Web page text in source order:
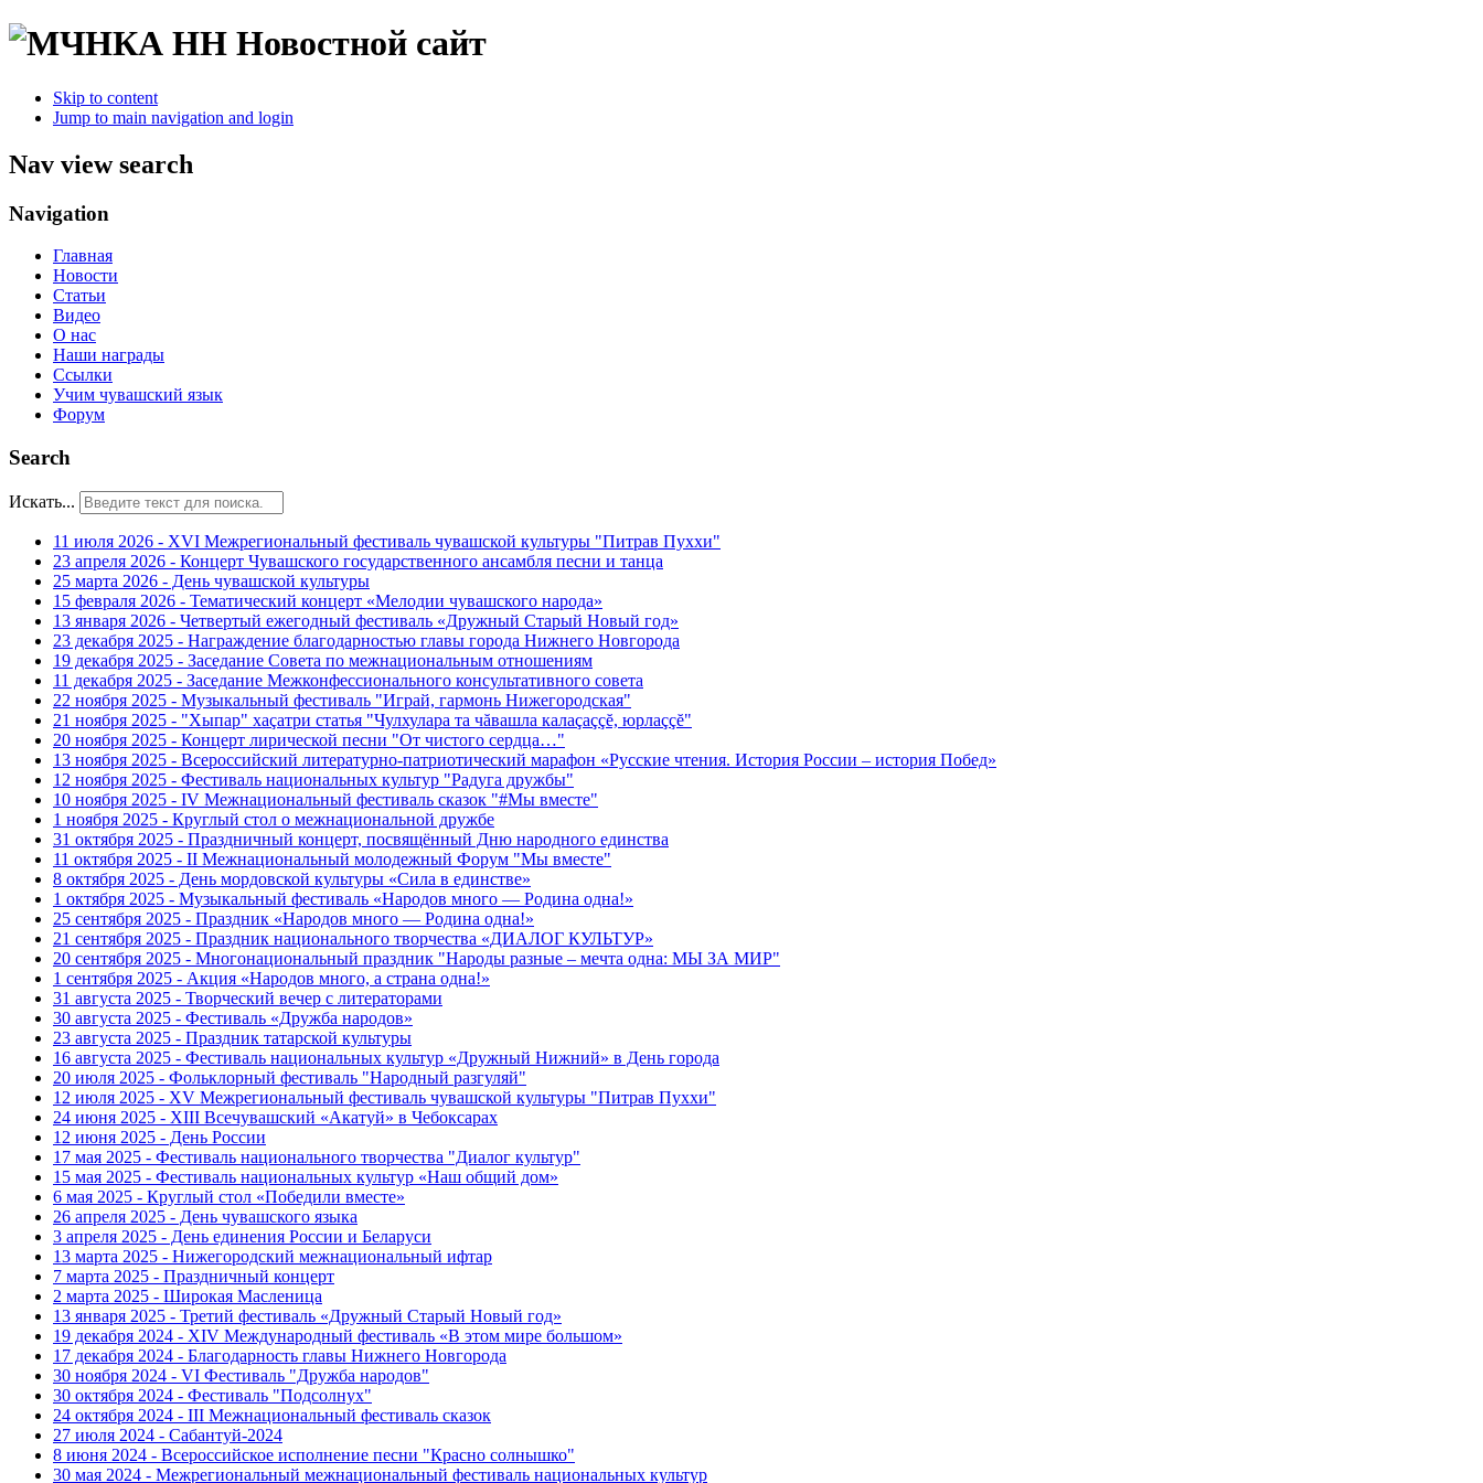
Новостной сайт
Skip to content
Jump to main navigation and login
Nav view search
Navigation
Главная
Новости
Статьи
Видео
О нас
Наши награды
Ссылки
Учим чувашский язык
Форум
Search
Искать...
11 июля 2026 - XVI Межрегиональный фестиваль чувашской культуры "Питрав Пуххи"
23 апреля 2026 - Концерт Чувашского государственного ансамбля песни и танца
25 марта 2026 - День чувашской культуры
15 февраля 2026 - Тематический концерт «Мелодии чувашского народа»
13 января 2026 - Четвертый ежегодный фестиваль «Дружный Старый Новый год»
23 декабря 2025 - Награждение благодарностью главы города Нижнего Новгорода
19 декабря 2025 - Заседание Совета по межнациональным отношениям
11 декабря 2025 - Заседание Межконфессионального консультативного совета
22 ноября 2025 - Музыкальный фестиваль "Играй, гармонь Нижегородская"
21 ноября 2025 - "Хыпар" хаçатри статья "Чулхулара та чăвашла калаçаççĕ, юрлаççĕ"
20 ноября 2025 - Концерт лирической песни "От чистого сердца…"
13 ноября 2025 - Всероссийский литературно-патриотический марафон «Русские чтения. История России – история Побед»
12 ноября 2025 - Фестиваль национальных культур "Радуга дружбы"
10 ноября 2025 - IV Межнациональный фестиваль сказок "#Мы вместе"
1 ноября 2025 - Круглый стол о межнациональной дружбе
31 октября 2025 - Праздничный концерт, посвящённый Дню народного единства
11 октября 2025 - II Межнациональный молодежный Форум "Мы вместе"
8 октября 2025 - День мордовской культуры «Сила в единстве»
1 октября 2025 - Музыкальный фестиваль «Народов много — Родина одна!»
25 сентября 2025 - Праздник «Народов много — Родина одна!»
21 сентября 2025 - Праздник национального творчества «ДИАЛОГ КУЛЬТУР»
20 сентября 2025 - Многонациональный праздник "Народы разные – мечта одна: МЫ ЗА МИР"
1 сентября 2025 - Акция «Народов много, а страна одна!»
31 августа 2025 - Творческий вечер с литераторами
30 августа 2025 - Фестиваль «Дружба народов»
23 августа 2025 - Праздник татарской культуры
16 августа 2025 - Фестиваль национальных культур «Дружный Нижний» в День города
20 июля 2025 - Фольклорный фестиваль "Народный разгуляй"
12 июля 2025 - XV Межрегиональный фестиваль чувашской культуры "Питрав Пуххи"
24 июня 2025 - XIII Всечувашский «Акатуй» в Чебоксарах
12 июня 2025 - День России
17 мая 2025 - Фестиваль национального творчества "Диалог культур"
15 мая 2025 - Фестиваль национальных культур «Наш общий дом»
6 мая 2025 - Круглый стол «Победили вместе»
26 апреля 2025 - День чувашского языка
3 апреля 2025 - День единения России и Беларуси
13 марта 2025 - Нижегородский межнациональный ифтар
7 марта 2025 - Праздничный концерт
2 марта 2025 - Широкая Масленица
13 января 2025 - Третий фестиваль «Дружный Старый Новый год»
19 декабря 2024 - XIV Международный фестиваль «В этом мире большом»
17 декабря 2024 - Благодарность главы Нижнего Новгорода
30 ноября 2024 - VI Фестиваль "Дружба народов"
30 октября 2024 - Фестиваль "Подсолнух"
24 октября 2024 - III Межнациональный фестиваль сказок
27 июля 2024 - Сабантуй-2024
8 июня 2024 - Всероссийское исполнение песни "Красно солнышко"
30 мая 2024 - Межрегиональный межнациональный фестиваль национальных культур